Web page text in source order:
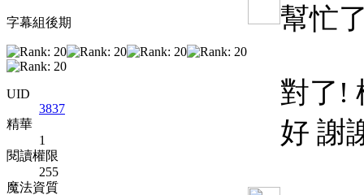
字幕組後期
UID
3837
精華
1
閱讀權限
255
魔法資質
幫忙
對了!
好 謝